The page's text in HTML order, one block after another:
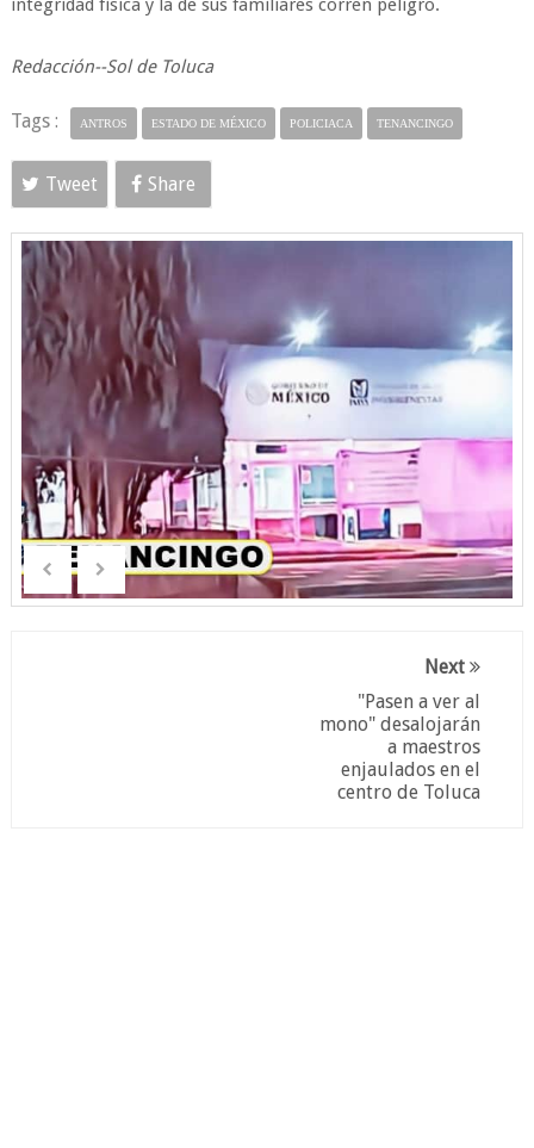
integridad física y la de sus familiares corren peligro.
Redacción--Sol de Toluca
Tags : ANTROS ESTADO DE MÉXICO POLICIACA TENANCINGO
Tweet Share
Next
"Pasen a ver al
mono" desalojarán
a maestros
enjaulados en el
centro de Toluca